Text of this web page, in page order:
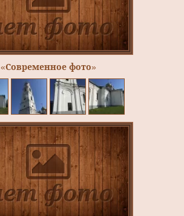
«Современное фото»